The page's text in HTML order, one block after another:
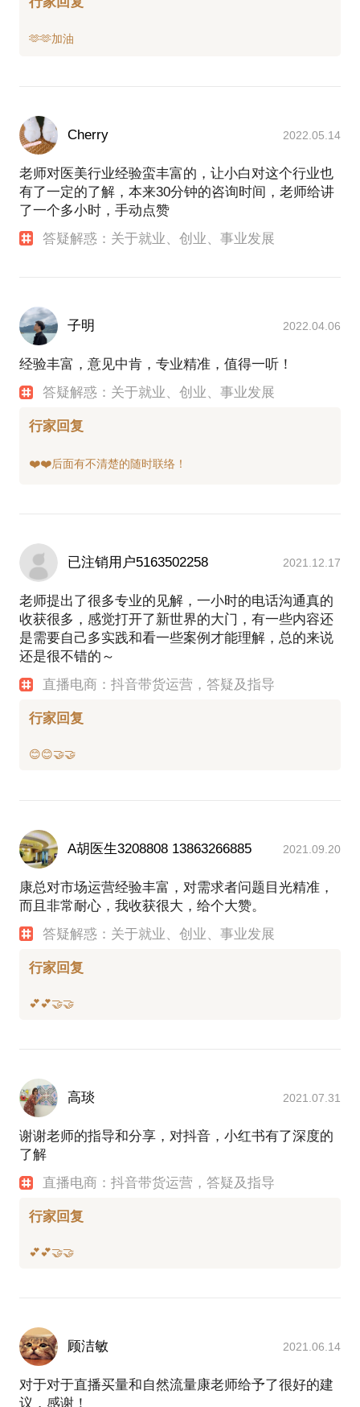
Cherry 2022.05.14
老师对医美行业经验蛮丰富的，让小白对这个行业也
有了一定的了解，本来30分钟的咨询时间，老师给讲
了一个多小时，手动点赞
答疑解惑：关于就业、创业、事业发展
子明 2022.04.06
经验丰富，意见中肯，专业精准，值得一听！
答疑解惑：关于就业、创业、事业发展
行家回复
已注销用户5163502258 2021.12.17
老师提出了很多专业的见解，一小时的电话沟通真的
收获很多，感觉打开了新世界的大门，有一些内容还
是需要自己多实践和看一些案例才能理解，总的来说
还是很不错的～
直播电商：抖音带货运营，答疑及指导
行家回复
A胡医生3208808 13863266885 2021.09.20
康总对市场运营经验丰富，对需求者问题目光精准，
而且非常耐心，我收获很大，给个大赞。
答疑解惑：关于就业、创业、事业发展
行家回复
高琰 2021.07.31
谢谢老师的指导和分享，对抖音，小红书有了深度的
了解
直播电商：抖音带货运营，答疑及指导
行家回复
顾洁敏 2021.06.14
对于对于直播买量和自然流量康老师给予了很好的建
议，感谢！